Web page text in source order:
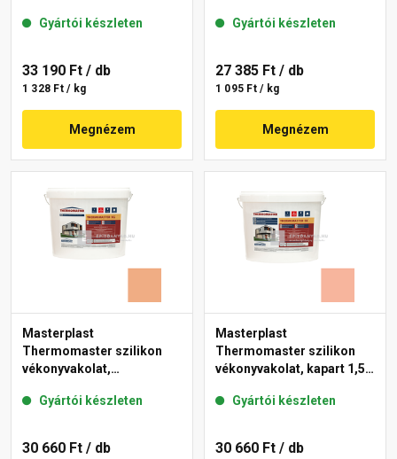
Gyártói készleten
33 190 Ft / db
1 328 Ft / kg
Megnézem
17-D 25 kg
Gyártói készleten
27 385 Ft / db
1 095 Ft / kg
Megnézem
Masterplast
Thermomaster szilikon
vékonyvakolat,
11-C 25 kg
Gyártói készleten
30 660 Ft / db
Masterplast
Thermomaster szilikon
vékonyvakolat, kapart 1,5
Gyártói készleten
30 660 Ft / db